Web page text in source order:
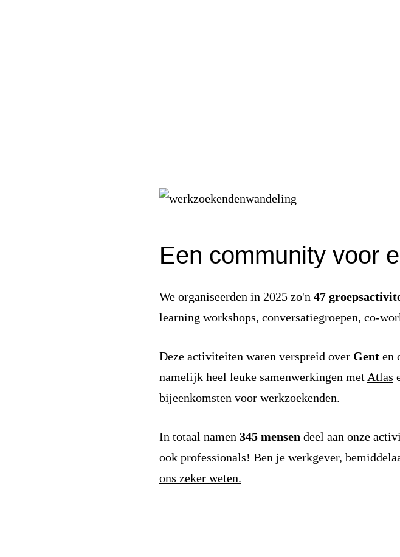
Een community voor
We organiseerden in 2025 zo'n 47
learning workshops, conversatiegroepen, co-
Deze activiteiten waren verspreid over Gent en
namelijk heel leuke samenwerkingen metAtlas
bijeenkomsten voor werkzoekenden.
In totaal namen 345 mensen deel aan onze
ook professionals! Ben je werkgever,
ons zeker weten.